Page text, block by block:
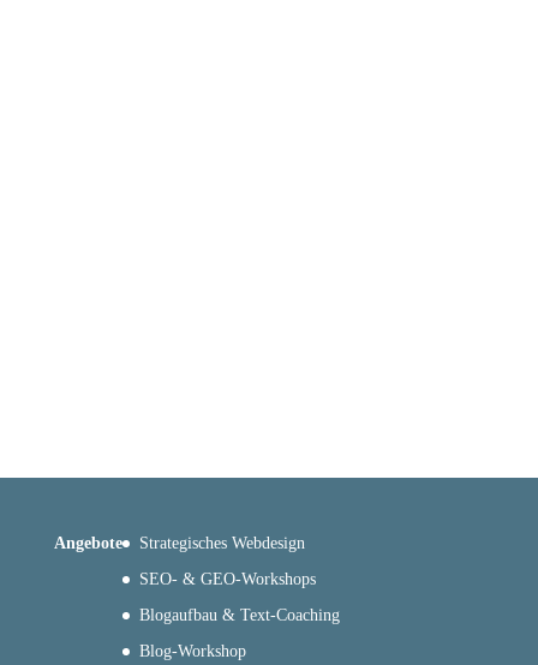
Angebote
Strategisches Webdesign
SEO- & GEO-Workshops
Blogaufbau & Text-Coaching
Blog-Workshop